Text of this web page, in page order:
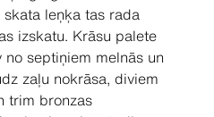
leņķa tas rada
izskatu. Krāsu palete
septiņiem melnās un
zaļu nokrāsa, diviem
trim bronzas